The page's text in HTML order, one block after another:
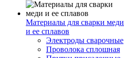
Материалы для сварки меди
и ее сплавов
Электроды сварочные
Проволока сплошная